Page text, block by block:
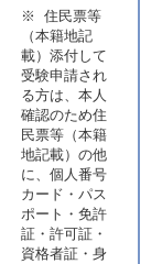
※ 住民票等
（本籍地記
載）添付して
受験申請され
る方は、本人
確認のため住
民票等（本籍
地記載）の他
に、個人番号
カード・パス
ポート・免許
証・許可証・
資格者証・身